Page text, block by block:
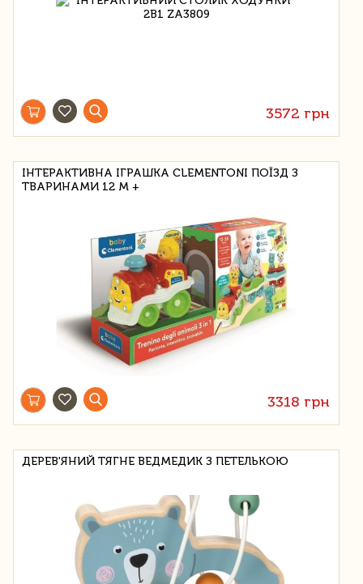
3572 грн
ІНТЕРАКТИВНА ІГРАШКА CLEMENTONI ПОЇЗД З
ТВАРИНАМИ 12 М +
3318 грн
ДЕРЕВ'ЯНИЙ ТЯГНЕ ВЕДМЕДИК З ПЕТЕЛЬКОЮ